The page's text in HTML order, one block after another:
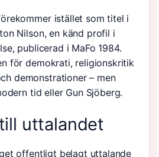
istället som titel i
Nilson, en känd profil i
publicerad i MaFo 1984.
för demokrati, religionskritik
demonstrationer – men
tid eller Gun Sjöberg.
uttalandet
offentligt belagt uttalande